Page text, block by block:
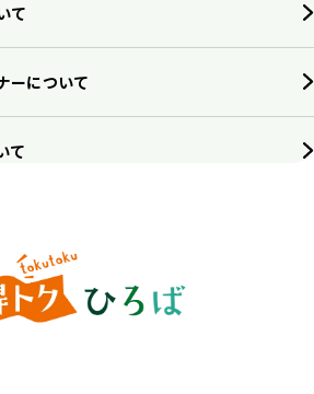
て
ーについて
て